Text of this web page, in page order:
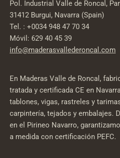
Pol. Industrial Valle de Roncal,
31412 Burgui, Navarra (Spain)
Tel. : +0034 948 47 70 34
Móvil: 629 40 45 39
info@maderasvallederoncal.com
En Maderas Valle de Roncal,
tratada y certificada CE en
tablones, vigas, rastreles y
carpintería, tejados y embalajes.
en el Pirineo Navarro,
a medida con certificación PEFC.